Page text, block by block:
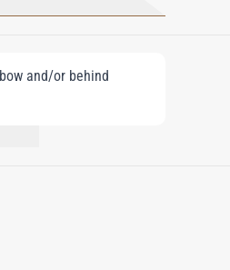
and/or behind